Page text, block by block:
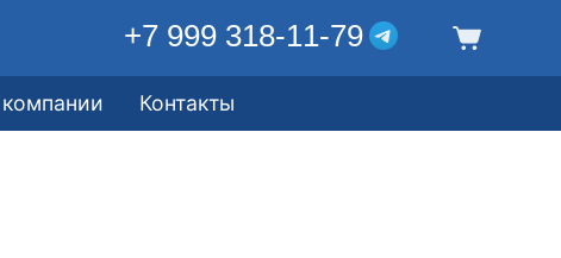
+7 999 318-11-79
Контакты